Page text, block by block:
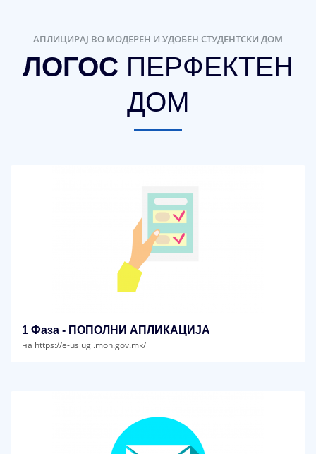
АПЛИЦИРАЈ ВО МОДЕРЕН И УДОБЕН СТУДЕНТСКИ ДОМ
ЛОГОС ПЕРФЕКТЕН
ДОМ
1 Фаза - ПОПОЛНИ АПЛИКАЦИЈА
на https://e-uslugi.mon.gov.mk/